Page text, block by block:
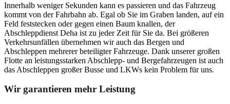
Innerhalb weniger Sekunden kann es passieren und das Fahrzeug
kommt von der Fahrbahn ab. Egal ob Sie im Graben landen, auf ein
Feld feststecken oder gegen einen Baum knallen, der
Abschleppdienst Deha ist zu jeder Zeit für Sie da. Bei größeren
Verkehrsunfällen übernehmen wir auch das Bergen und
Abschleppen mehrerer beteiligter Fahrzeuge. Dank unserer großen
Flotte an leistungsstarken Abschlepp- und Bergefahrzeugen ist auch
das Abschleppen großer Busse und LKWs kein Problem für uns.
Wir garantieren mehr Leistung